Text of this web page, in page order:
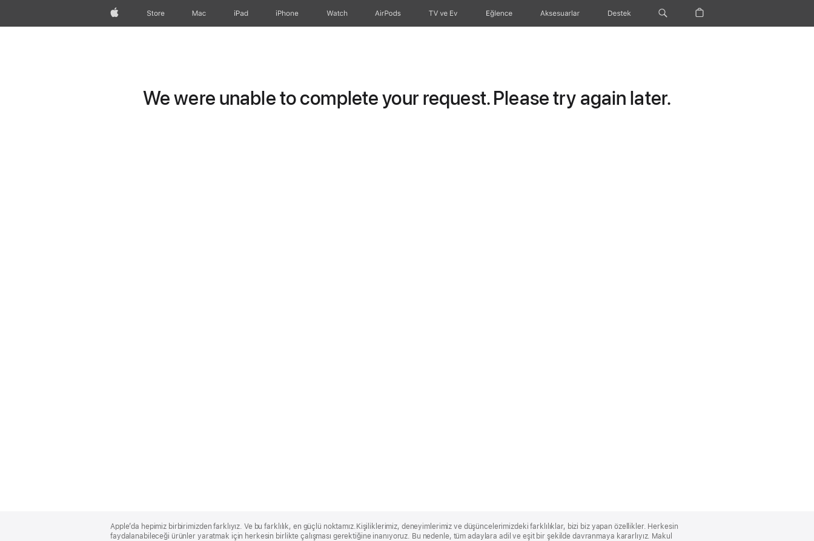
wzlhp Store Mac iPad iPhone Watch AirPods TV ve Ev Eğlence Aksesuarlar Destek
We were unable to complete your request. Please try again later.
Footer
Apple’da hepimiz birbirimizden farklıyız. Ve bu farklılık, en güçlü noktamız.Kişiliklerimiz, deneyimlerimiz ve düşüncelerimizdeki farklılıklar, bizi biz yapan özellikler. Herkesin
faydalanabileceği ürünler yaratmak için herkesin birlikte çalışması gerektiğine inanıyoruz. Bu nedenle, tüm adaylara adil ve eşit bir şekilde davranmaya kararlıyız. Makul